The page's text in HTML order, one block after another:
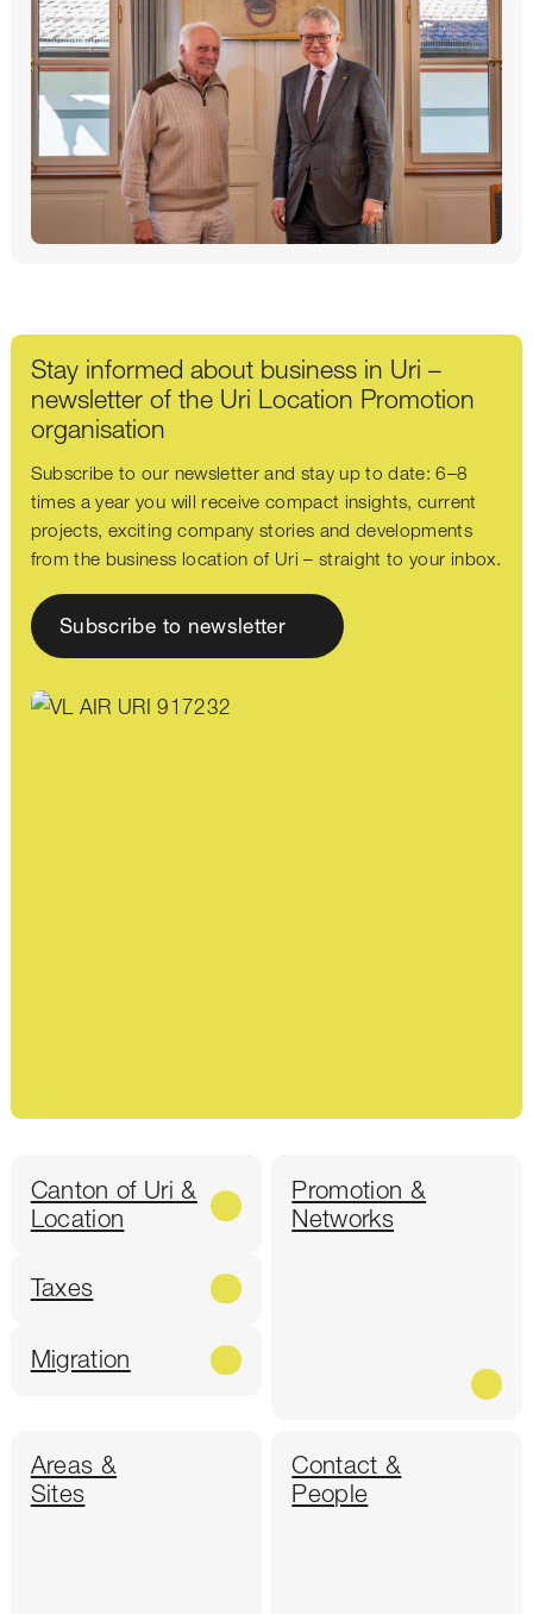
Stay informed about business in Uri –
newsletter of the Uri Location Promotion
organisation
Subscribe to our newsletter and stay up to date: 6–8
times a year you will receive compact insights, current
projects, exciting company stories and developments
from the business location of Uri – straight to your inbox.
Subscribe to newsletter
Canton of Uri &
Location
Taxes
Migration
Promotion &
Networks
Areas &
Sites
Contact &
People